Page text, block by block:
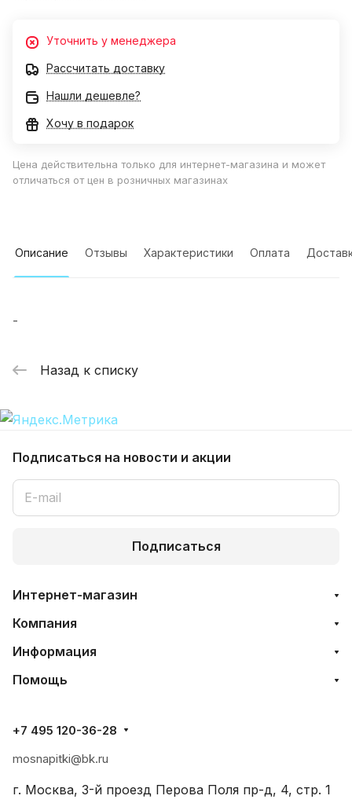
Уточнить у менеджера
Рассчитать доставку
Нашли дешевле?
Хочу в подарок
Цена действительна только для интернет-магазина и может
отличаться от цен в розничных магазинах
Описание Отзывы Характеристики Оплата
-
Назад к списку
Подписаться на новости и акции
Подписаться
Интернет-магазин
Компания
Информация
Помощь
+7 495 120-36-28
mosnapitki@bk.ru
г. Москва, 3-й проезд Перова Поля пр-д, 4, стр. 1